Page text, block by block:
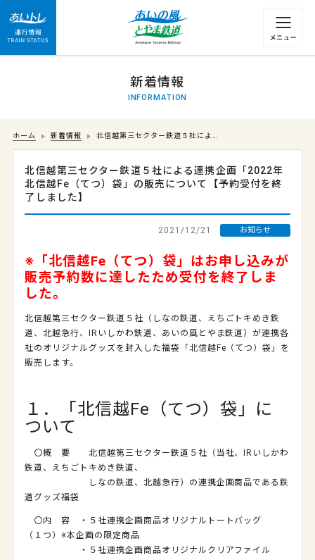
運行情報 列車の遅れ情報等についてはこちら
新着情報
INFORMATION
ホーム 新着情報 北信越第三セクター鉄道５社によ…
北信越第三セクター鉄道５社による連携企画「2022年
北信越Fe（てつ）袋」の販売について【予約受付を終
了しました】
2021/12/21 お知らせ
※「北信越Fe（てつ）袋」はお申し込みが
販売予約数に達したため受付を終了しま
した。
北信越第三セクター鉄道５社（しなの鉄道、えちごトキめき鉄
道、北越急行、
IR いしかわ鉄道、あいの風とやま鉄道）が連携各
社のオリジナルグッズを封入した福袋「北信越 Fe （てつ）袋」を
販売します。
１．「北信越Fe（てつ）袋」に
ついて
〇概 要 北信越第三セクター鉄道５社（当社、 IR いしかわ
鉄道、えちごトキめき鉄道、
しなの鉄道、北越急行）の連携企画商品である鉄
道グッズ福袋
〇内 容 ・５社連携企画商品オリジナルトートバッグ
（１つ）※本企画の限定商品
・ ５社連携企画商品オリジナルクリアファイル